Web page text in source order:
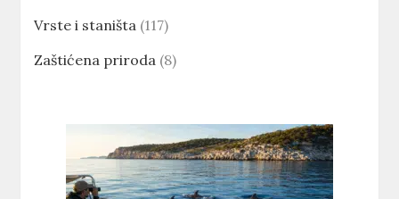
Vrste i staništa (117)
Zaštićena priroda (8)